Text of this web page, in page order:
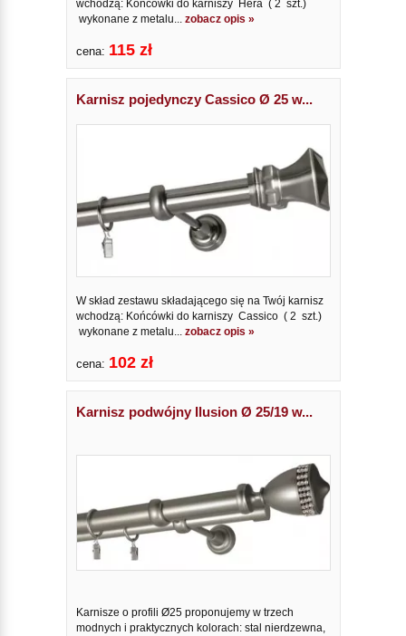
wchodzą: Końcówki do karniszy Hera ( 2 szt.)
wykonane z metalu... zobacz opis »
cena: 115 zł
Karnisz pojedynczy Cassico Ø 25 w...
W skład zestawu składającego się na Twój karnisz
wchodzą: Końcówki do karniszy Cassico ( 2 szt.)
wykonane z metalu... zobacz opis »
cena: 102 zł
Karnisz podwójny Ilusion Ø 25/19 w...
Karnisze o profili Ø25 proponujemy w trzech
modnych i praktycznych kolorach: stal nierdzewna,